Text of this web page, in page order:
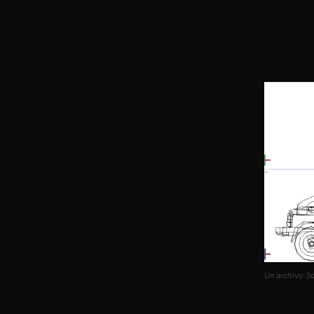
Un archivo